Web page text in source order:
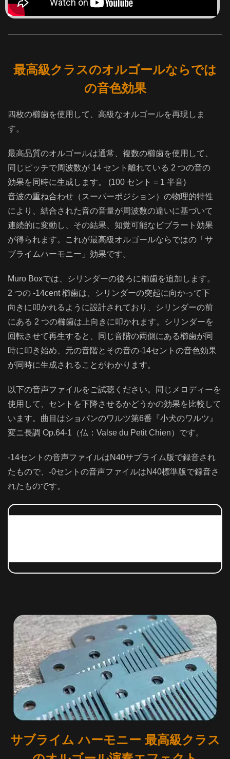
最高級クラスのオルゴールならでは
の音色効果
四枚の櫛歯を使用して、高級なオルゴールを再現しま
す。
最高品質のオルゴールは通常、複数の櫛歯を使用して、
同じピッチで周波数が 14 セント離れている 2 つの音の
効果を同時に生成します。 (100 セント = 1 半音)
音波の重ね合わせ（スーパーポジション）の物理的特性
により、結合された音の音量が周波数の違いに基づいて
連続的に変動し、その結果、知覚可能なビブラート効果
が得られます。これが最高級オルゴールならではの「サ
ブライムハーモニー」効果です。
Muro Boxでは、シリンダーの後ろに櫛歯を追加します。
2 つの -14cent 櫛歯は、シリンダーの突起に向かって下
向きに叩かれるように設計されており、シリンダーの前
にある 2 つの櫛歯は上向きに叩かれます。シリンダーを
回転させて再生すると、同じ音階の両側にある櫛歯が同
時に叩き始め、元の音階とその音の-14セントの音色効果
が同時に生成されることがわかります。
以下の音声ファイルをご試聴ください。同じメロディーを
使用して、セントを下降させるかどうかの効果を比較して
います。曲目はショパンのワルツ第6番『小犬のワルツ』
変ニ長調 Op.64-1（仏：Valse du Petit Chien）です。
-14セントの音声ファイルはN40サブライム版で録音され
たもので、-0セントの音声ファイルはN40標準版で録音さ
れたものです。
サブライム ハーモニー 最高級クラス